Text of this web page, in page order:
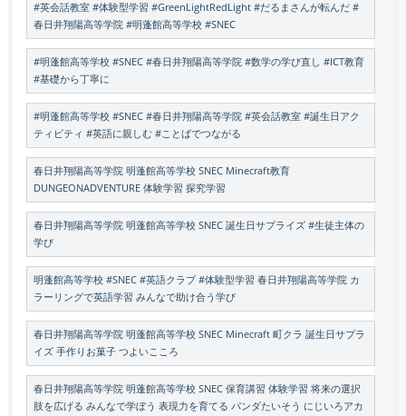
#英会話教室 #体験型学習 #GreenLightRedLight #だるまさんが転んだ #
春日井翔陽高等学院 #明蓬館高等学校 #SNEC
#明蓬館高等学校 #SNEC #春日井翔陽高等学院 #数学の学び直し #ICT教育
#基礎から丁寧に
#明蓬館高等学校 #SNEC #春日井翔陽高等学院 #英会話教室 #誕生日アク
ティビティ #英語に親しむ #ことばでつながる
春日井翔陽高等学院 明蓬館高等学校 SNEC Minecraft教育
DUNGEONADVENTURE 体験学習 探究学習
春日井翔陽高等学院 明蓬館高等学校 SNEC 誕生日サプライズ #生徒主体の
学び
明蓬館高等学校 #SNEC #英語クラブ #体験型学習 春日井翔陽高等学院 カ
ラーリングで英語学習 みんなで助け合う学び
春日井翔陽高等学院 明蓬館高等学校 SNEC Minecraft 町クラ 誕生日サプラ
イズ 手作りお菓子 つよいこころ
春日井翔陽高等学院 明蓬館高等学校 SNEC 保育講習 体験学習 将来の選択
肢を広げる みんなで学ぼう 表現力を育てる パンダたいそう にじいろアカ